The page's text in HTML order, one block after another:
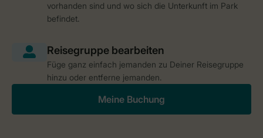
vorhanden sind und wo sich die Unterkunft im Park
befindet.
Füge ganz einfach jemanden zu Deiner Reisegruppe
hinzu oder entferne jemanden.
Meine Buchung